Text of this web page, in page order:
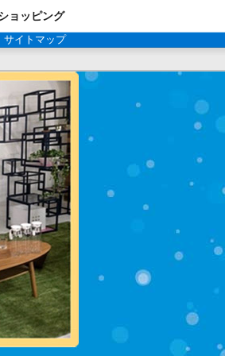
ョッピング
サイトマップ